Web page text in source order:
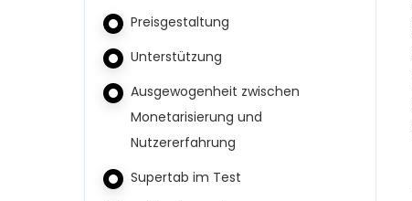
Preisgestaltung
Unterstützung
Ausgewogenheit zwischen
Monetarisierung und
Nutzererfahrung
Supertab im Test